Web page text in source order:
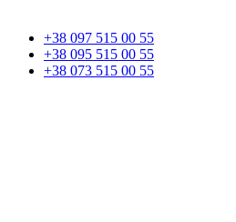
+38 097 515 00 55
+38 095 515 00 55
+38 073 515 00 55